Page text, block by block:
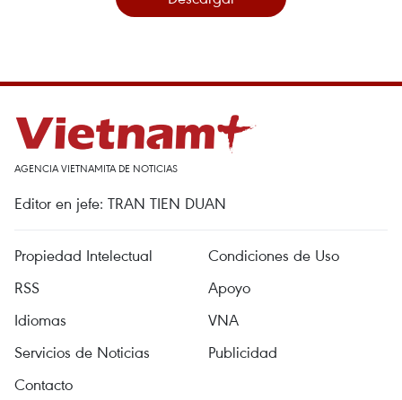
AGENCIA VIETNAMITA DE NOTICIAS
Editor en jefe: TRAN TIEN DUAN
Propiedad Intelectual
Condiciones de Uso
RSS
Apoyo
Idiomas
VNA
Servicios de Noticias
Publicidad
Contacto